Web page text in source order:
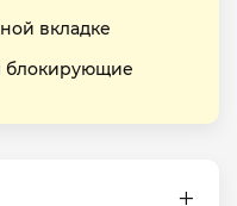
вкладке
блокирующие